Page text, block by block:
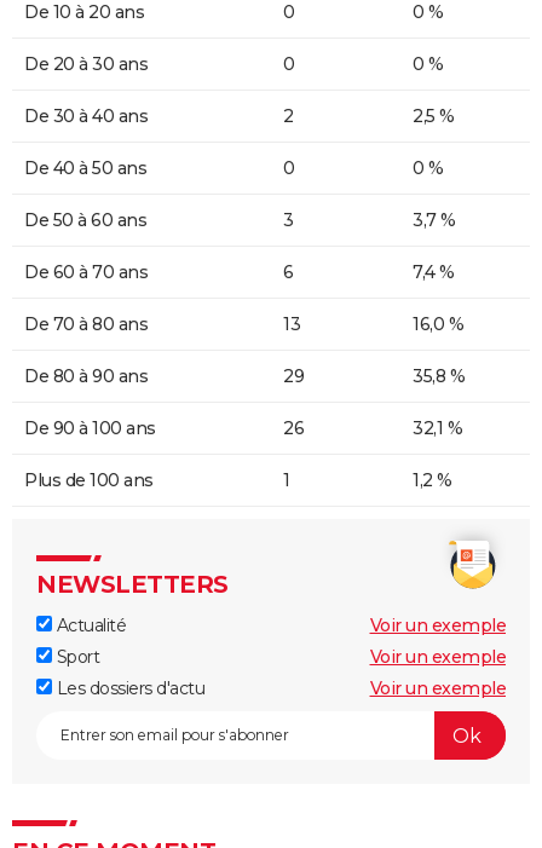
De 10 à 20 ans 0 0 %
De 20 à 30 ans 0 0 %
De 30 à 40 ans 2 2,5 %
De 40 à 50 ans 0 0 %
De 50 à 60 ans 3 3,7 %
De 60 à 70 ans 6 7,4 %
De 70 à 80 ans 13 16,0 %
De 80 à 90 ans 29 35,8 %
De 90 à 100 ans 26 32,1 %
Plus de 100 ans 1 1,2 %
NEWSLETTERS
Actualité
Voir un exemple
Sport
Voir un exemple
Les dossiers d'actu
Voir un exemple